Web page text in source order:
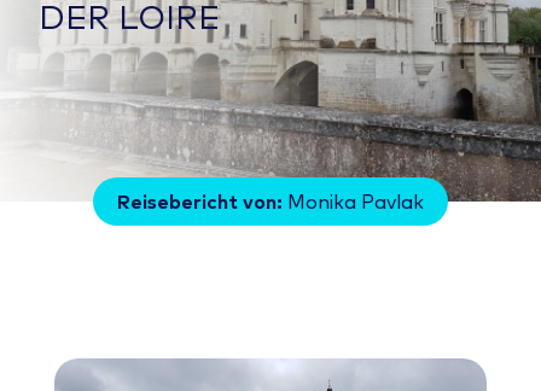
DER LOIRE
Reisebericht von: Monika Pavlak